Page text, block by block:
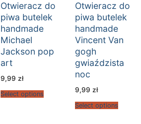
Otwieracz do
piwa butelek
handmade
Michael
Jackson pop
art
9,99zł
Select options
Otwieracz do
piwa butelek
handmade
Vincent Van
gogh
gwiaździsta
noc
9,99 zł
Select options